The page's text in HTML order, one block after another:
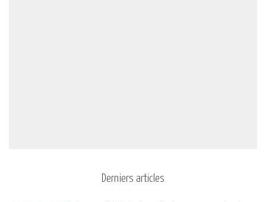
Derniers articles